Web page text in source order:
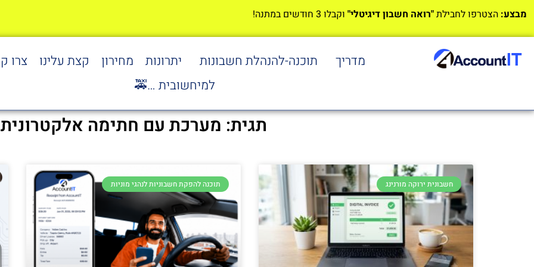
מבצע: הצטרפו לחבילת"רואה חשבון דיגיטלי" וקבלו 3 חודשים במתנה!
מדריך תוכנה-להנהלת חשבונות יתרונות מחירון קצת עלינו
צרו
למיחשובית …🚕
תגית: מערכת עם חתימה אלקטרונית
חשבונית ירוקה מורנינג תוכנה להפקת חשבוניות לנהגי מוניות